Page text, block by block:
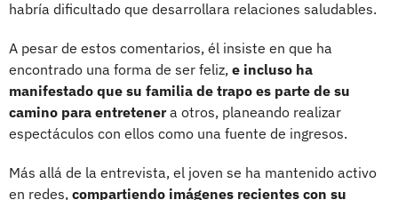
habría dificultado que desarrollara relaciones saludables.
A pesar de estos comentarios, él insiste en que ha
encontrado una forma de ser feliz, e incluso ha
manifestado que su familia de trapo es parte de su
camino para entretenera otros, planeando realizar
espectáculos con ellos como una fuente de ingresos.
Más allá de la entrevista, el joven se ha mantenido activo
en redes, compartiendo imágenes recientes con su